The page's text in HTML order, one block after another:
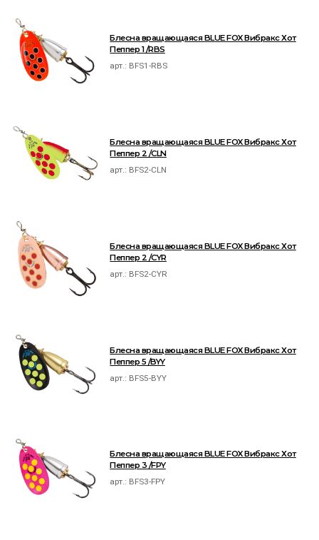
Блесна вращающаяся BLUE FOX Вибракс Хот
Пеппер 1 /RBS
арт.: BFS1-RBS
Блесна вращающаяся BLUE FOX Вибракс Хот
Пеппер 2 /CLN
арт.: BFS2-CLN
Блесна вращающаяся BLUE FOX Вибракс Хот
Пеппер 2 /CYR
арт.: BFS2-CYR
Блесна вращающаяся BLUE FOX Вибракс Хот
Пеппер 5 /BYY
арт.: BFS5-BYY
Блесна вращающаяся BLUE FOX Вибракс Хот
Пеппер 3 /FPY
арт.: BFS3-FPY